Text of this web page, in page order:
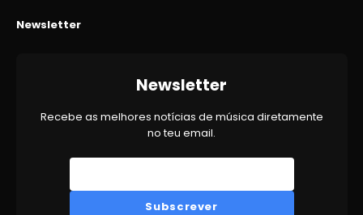
Newsletter
Newsletter
Recebe as melhores notícias de música diretamente
no teu email.
Subscrever